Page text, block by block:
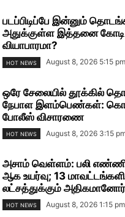
படப்பிடிப்பே இன்னும்
அதுக்குள்ள இத்தனை கோடி
வியாபாரமா?
HOT NEWS August 8, 2026 5:15 pm
ஒரே சேலையில் தூக்கில்
நேபாள இளம்பெண்கள்:
போலீஸ் விசாரணை
HOT NEWS August 8, 2026 3:15
அசாம் வெள்ளம்: பலி
ஆக உயர்வு; 13
லட்சத்துக்கும்
HOT NEWS August 8, 2026 1:15 pm